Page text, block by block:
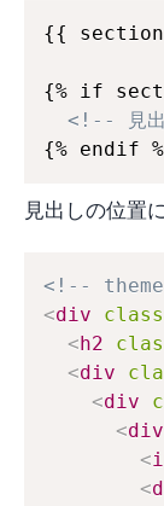
{{
{% if
<!-- 見出
{% endif
見出しの位置
<!--
<div class
< h2
<div
<div
<div
<
<